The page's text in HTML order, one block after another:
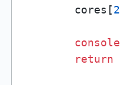
        cores[
2
console
return